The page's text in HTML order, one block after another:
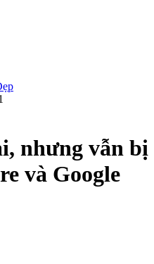
nhưng vẫn bị
và Google